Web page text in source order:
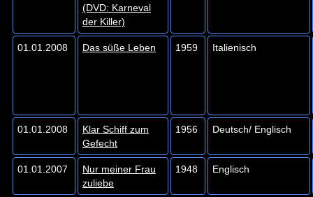
(DVD: Karneval
der Killer)
01.01.2008 Das süße Leben 1959 Italienisch
01.01.2008
Klar Schiff zum
Gefecht
1956 Deutsch/ Englisch
01.01.2007
Nur meiner Frau
zuliebe
1948 Englisch